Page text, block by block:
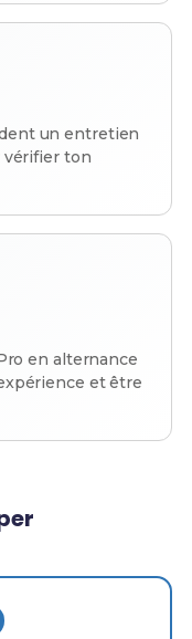
un entretien
ton
en alternance
et être